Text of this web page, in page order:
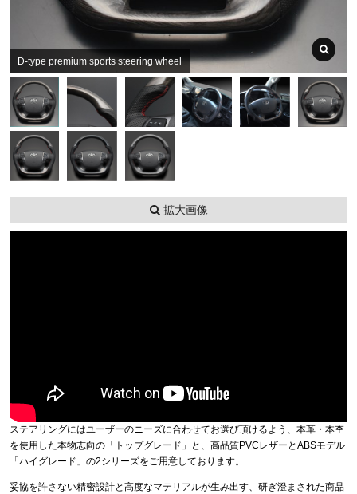
D-type premium sports steering wheel
拡大画像
ステアリングにはユーザーのニーズに合わせてお選び頂けるよう、本革・本杢
を使用した本物志向の「トップグレード」と、高品質PVCレザーとABSモデル
「ハイグレード」の2シリーズをご用意しております。
妥協を許さない精密設計と高度なマテリアルが生み出す、研ぎ澄まされた商品